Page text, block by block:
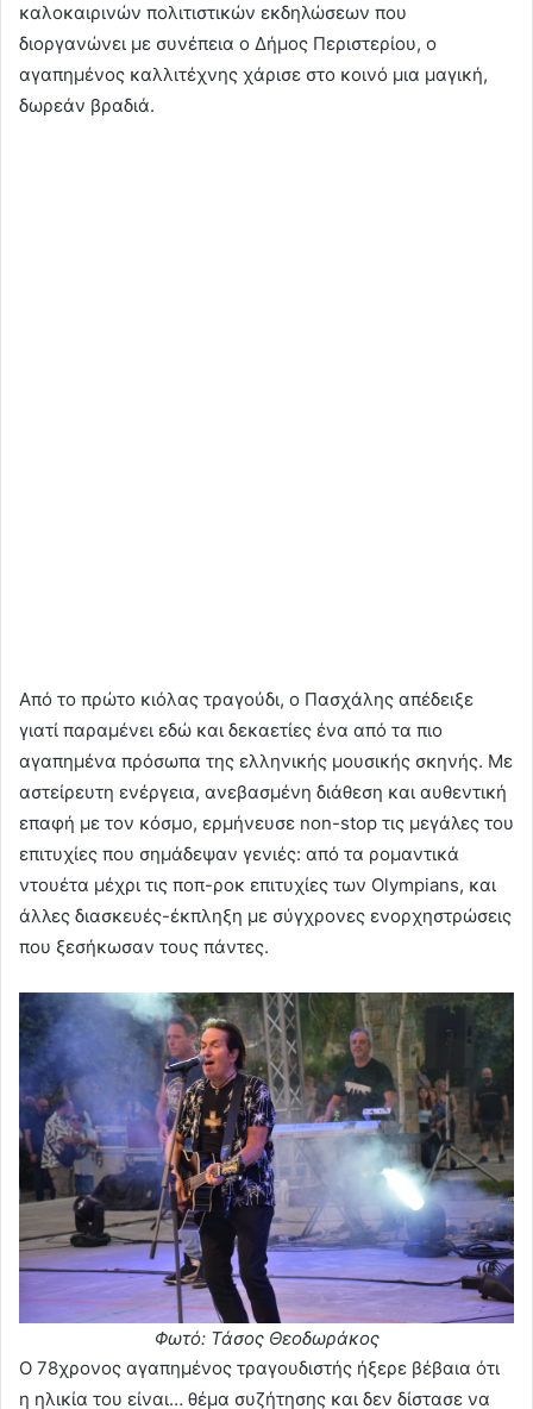
καλοκαιρινών πολιτιστικών εκδηλώσεων που
διοργανώνει με συνέπεια ο Δήμος Περιστερίου, ο
αγαπημένος καλλιτέχνης χάρισε στο κοινό μια μαγική,
δωρεάν βραδιά.
Από το πρώτο κιόλας τραγούδι, ο Πασχάλης απέδειξε
γιατί παραμένει εδώ και δεκαετίες ένα από τα πιο
αγαπημένα πρόσωπα της ελληνικής μουσικής σκηνής. Με
αστείρευτη ενέργεια, ανεβασμένη διάθεση και αυθεντική
επαφή με τον κόσμο, ερμήνευσε non-stop τις μεγάλες του
επιτυχίες που σημάδεψαν γενιές: από τα ρομαντικά
ντουέτα μέχρι τις ποπ-ροκ επιτυχίες των Olympians, και
άλλες διασκευές-έκπληξη με σύγχρονες ενορχηστρώσεις
που ξεσήκωσαν τους πάντες.
Φωτό: Τάσος Θεοδωράκος
Ο 78χρονος αγαπημένος τραγουδιστής ήξερε βέβαια ότι
η ηλικία του είναι… θέμα συζήτησης και δεν δίστασε να